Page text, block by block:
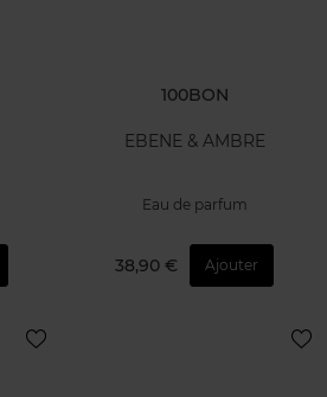
100BON
EBENE & AMBRE
Eau de parfum
38,90 € Ajouter